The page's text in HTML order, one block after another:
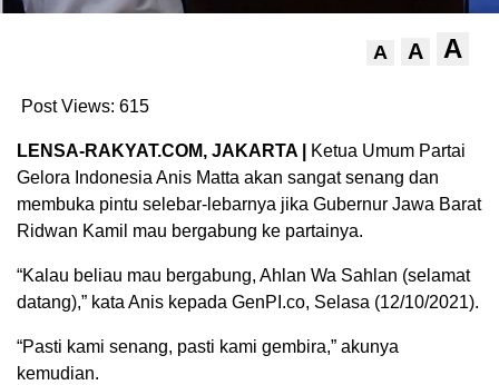
A A A
Post Views: 615
LENSA-RAKYAT.COM, JAKARTA |
Ketua Umum Partai
Gelora Indonesia Anis Matta akan sangat senang dan
membuka pintu selebar-lebarnya jika Gubernur Jawa Barat
Ridwan Kamil mau bergabung ke partainya.
“Kalau beliau mau bergabung, Ahlan Wa Sahlan (selamat
datang),” kata Anis kepada GenPI.co, Selasa (12/10/2021).
“Pasti kami senang, pasti kami gembira,” akunya
kemudian.